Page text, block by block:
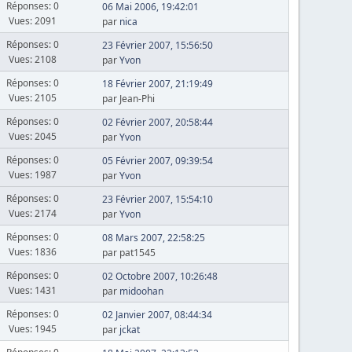
Réponses: 0
Vues: 2091
06 Mai 2006, 19:42:01
par nica
Réponses: 0
Vues: 2108
23 Février 2007, 15:56:50
parYvon
Réponses: 0
Vues: 2105
18 Février 2007, 21:19:49
par Jean-Phi
Réponses: 0
Vues: 2045
02 Février 2007, 20:58:44
parYvon
Réponses: 0
Vues: 1987
05 Février 2007, 09:39:54
parYvon
Réponses: 0
Vues: 2174
23 Février 2007, 15:54:10
parYvon
Réponses: 0
Vues: 1836
08 Mars 2007, 22:58:25
par pat1545
Réponses: 0
Vues: 1431
02 Octobre 2007, 10:26:48
par midoohan
Réponses: 0
Vues: 1945
02 Janvier 2007, 08:44:34
par jckat